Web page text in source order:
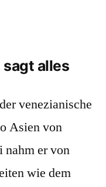
alles
venezianische
Asien von
nahm er von
wie dem